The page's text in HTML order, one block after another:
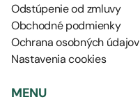
Odstúpenie od zmluvy
Obchodné podmienky
Ochrana osobných údajov
Nastavenia cookies
MENU